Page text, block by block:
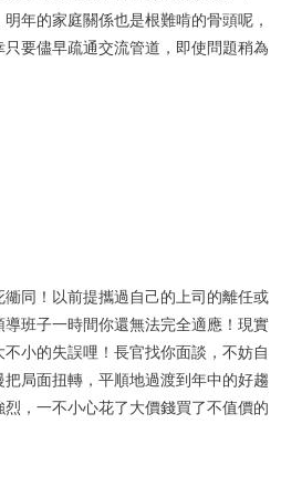
年的家庭關係也是根難啃的骨頭呢，
要儘早疏通交流管道，即使問題稍為
同！以前提攜過自己的上司的離任或
班子一時間你還無法完全適應！現實
小的失誤哩！長官找你面談，不妨自
局面扭轉，平順地過渡到年中的好趨
，一不小心花了大價錢買了不值價的